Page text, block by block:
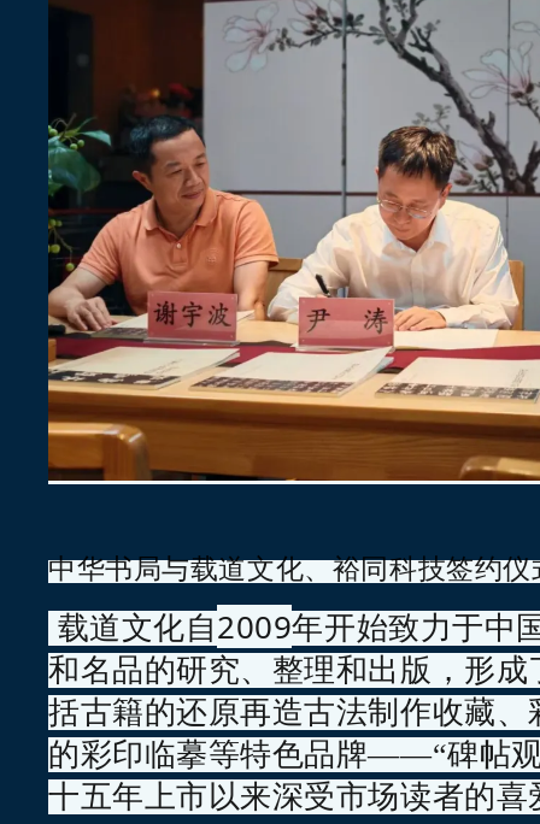
中华书局与载道文化、裕同科技签约仪
载道文化自2009年开始致力于中
和名品的研究、整理和出版，形
括古籍的还原再造古法制作收藏
的彩印临摹等特色品牌——“碑帖
十五年上市以来深受市场读者的喜